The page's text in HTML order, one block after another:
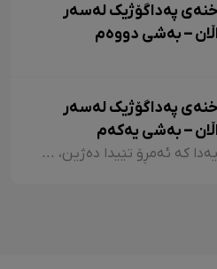
پەداگۆژیک لەسەر
– بەشی دووەم
پەداگۆژیک لەسەر
– بەشی یەکەم
لەو کۆمەڵگەیەدا کە ئەمڕۆ تێیدا دەژین، هەرچەندە دەبینین ئەدەبی کوردی لە گەشەکردندایە، بەتایبەتی ئەدەبی منداڵان، بەڵام زۆربەی چیرۆکەکانی منداڵان لایەنی لاوازی زۆریان هەیە کە کاریگەرییان لەسەر دەروونی منداڵان هەیە و دەبنە کێشە.